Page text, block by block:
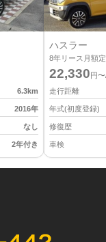
6.3km
2016年
なし
2年付き
ハスラー
8年リース月額
22,330円
走行距離
年式(初度登録)
修復歴
車検